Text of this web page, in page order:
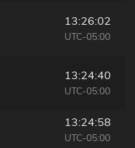
13:26:02
UTC-05:00
13:24:40
UTC-05:00
13:24:58
UTC-05:00